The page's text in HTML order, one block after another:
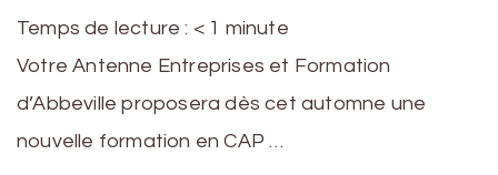
Temps de lecture : < 1 minute
Votre Antenne Entreprises et Formation
d’Abbeville proposera dès cet automne une
nouvelle formation en CAP …